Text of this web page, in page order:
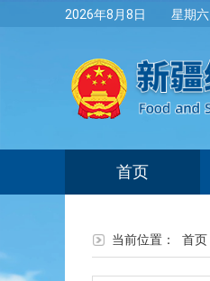
2026年8月8日 星期六
首页
当前位置： 首页